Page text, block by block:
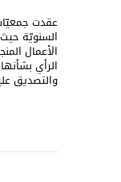
عقدت جمعيّات
السنويّة
الأعمال
والتصديق